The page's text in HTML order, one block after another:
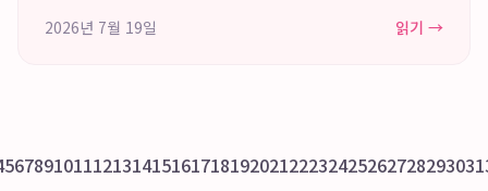
정확한 진단과 효과적인 치료를 위한 최...
2026년 7월 19일 읽기 →
5678910111213141516171819202122232425262728293031